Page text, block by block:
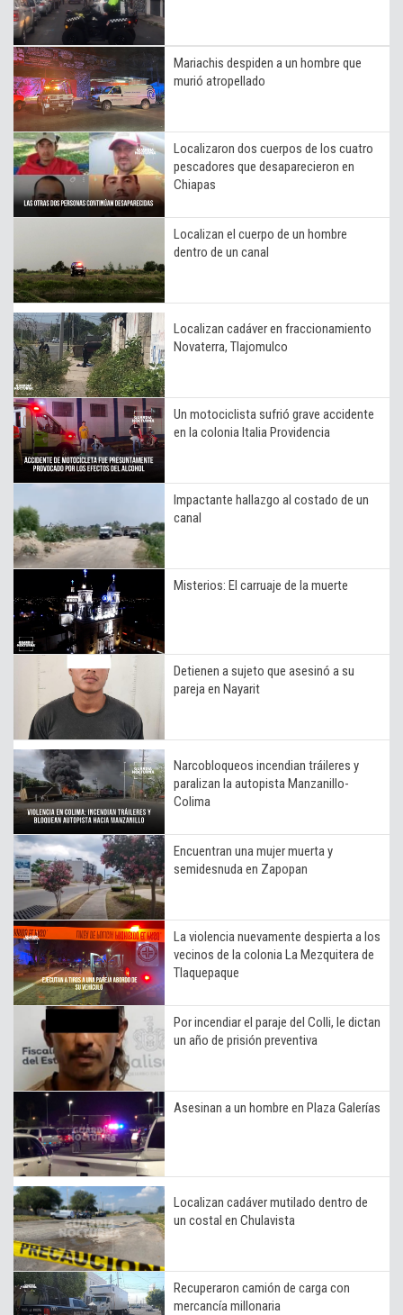
Mariachis despiden a un hombre que
murió atropellado
Localizaron dos cuerpos de los cuatro
pescadores que desaparecieron en
Chiapas
Localizan el cuerpo de un hombre
dentro de un canal
Localizan cadáver en fraccionamiento
Novaterra, Tlajomulco
Un motociclista sufrió grave accidente
en la colonia Italia Providencia
Impactante hallazgo al costado de un
canal
Misterios: El carruaje de la muerte
Detienen a sujeto que asesinó a su
pareja en Nayarit
Narcobloqueos incendian tráileres y
paralizan la autopista Manzanillo-
Colima
Encuentran una mujer muerta y
semidesnuda en Zapopan
La violencia nuevamente despierta a los
vecinos de la colonia La Mezquitera de
Tlaquepaque
Por incendiar el paraje del Colli, le dictan
un año de prisión preventiva
Asesinan a un hombre en Plaza Galerías
Localizan cadáver mutilado dentro de
un costal en Chulavista
Recuperaron camión de carga con
mercancía millonaria